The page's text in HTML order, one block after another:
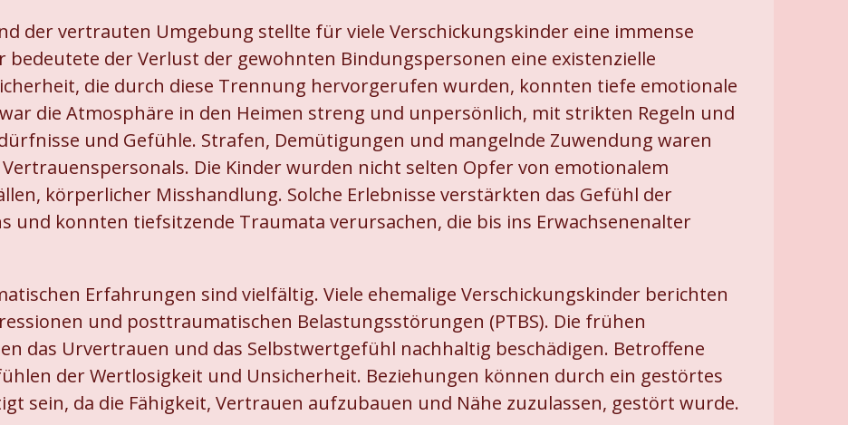
der vertrauten Umgebung stellte für viele Verschickungskinder eine immense
bedeutete der Verlust der gewohnten Bindungspersonen eine existenzielle
die durch diese Trennung hervorgerufen wurden, konnten tiefe emotionale
die Atmosphäre in den Heimen streng und unpersönlich, mit strikten Regeln und
und Gefühle. Strafen, Demütigungen und mangelnde Zuwendung waren
Die Kinder wurden nicht selten Opfer von emotionalem
körperlicher Misshandlung. Solche Erlebnisse verstärkten das Gefühl der
und konnten tiefsitzende Traumata verursachen, die bis ins Erwachsenenalter
Erfahrungen sind vielfältig. Viele ehemalige Verschickungskinder berichten
und posttraumatischen Belastungsstörungen (PTBS). Die frühen
das Urvertrauen und das Selbstwertgefühl nachhaltig beschädigen. Betroffene
der Wertlosigkeit und Unsicherheit. Beziehungen können durch ein gestörtes
sein, da die Fähigkeit, Vertrauen aufzubauen und Nähe zuzulassen, gestört wurde.